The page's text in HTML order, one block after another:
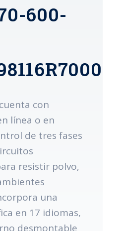
600-
con
línea o en
de tres fases
resistir polvo,
una
en 17 idiomas,
desmontable